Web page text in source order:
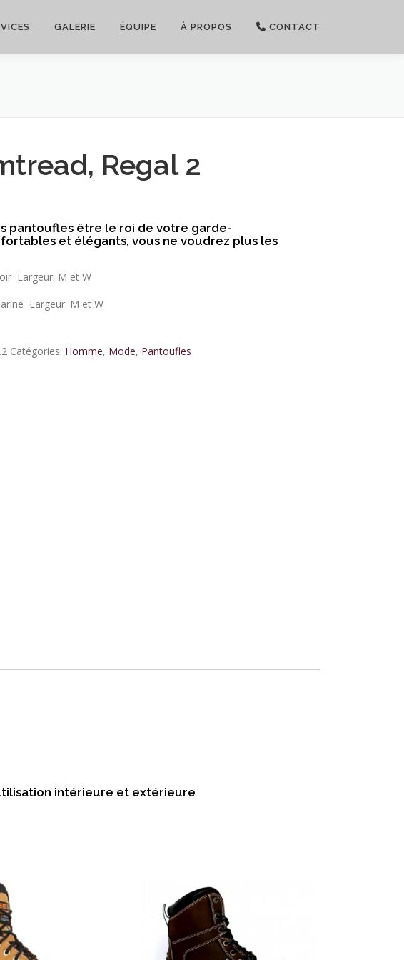
GALERIE ÉQUIPE À PROPOS CONTACT
Regal 2
pantoufles être le roi de votre garde-
et élégants, vous ne voudrez plus les
Largeur: M et W
Largeur: M et W
Catégories: Homme, Mode, Pantoufles
intérieure et extérieure